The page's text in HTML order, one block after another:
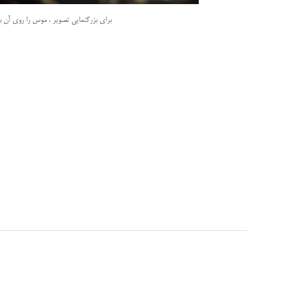
برای بزرگنمایی تصویر ، موس را روی آن